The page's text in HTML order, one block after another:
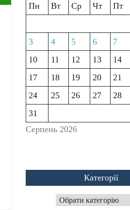
Серпень 2026
Пн Вт Ср Чт Пт
3
4 5 6 7
10
11 12 13 14
17
18 19 20 21
24
25 26 27 28
31
Категорії
Категорії